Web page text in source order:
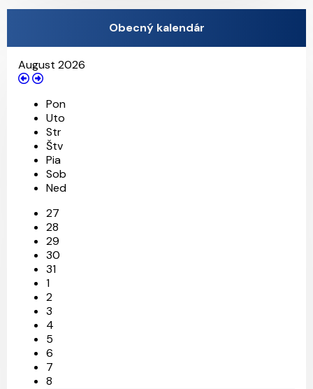
Obecný kalendár
August 2026
Pon
Uto
Str
Štv
Pia
Sob
Ned
27
28
29
30
31
1
2
3
4
5
6
7
8